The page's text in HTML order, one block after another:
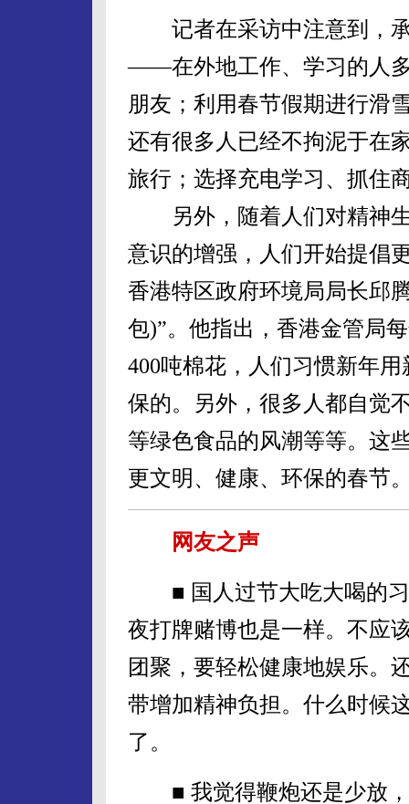
记者在采访中注意到，承
——在外地工作、学习的人
朋友；利用春节假期进行滑
还有很多人已经不拘泥于在
旅行；选择充电学习、抓住
另外，随着人们对精神生
意识的增强，人们开始提倡
香港特区政府环境局局长邱
包)”。他指出，香港金管局
400吨棉花，人们习惯新年
保的。另外，很多人都自觉
等绿色食品的风潮等等。这
更文明、健康、环保的春节
网友之声
■ 国人过节大吃大喝的习
夜打牌赌博也是一样。不应
团聚，要轻松健康地娱乐。
带增加精神负担。什么时候
了。
■ 我觉得鞭炮还是少放，